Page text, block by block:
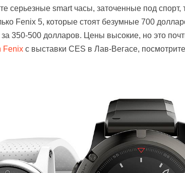
серьезные smart часы, заточенные под спорт,
Fenix 5, которые стоят безумные 700
350-500 долларов. Цены высокие, но это
Fenix с выставки CES в Лав-Вегасе,